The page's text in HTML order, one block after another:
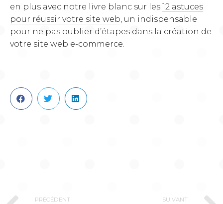
en plus avec notre livre blanc sur les 12 astuces
pour réussir votre site web, un indispensable
pour ne pas oublier d’étapes dans la création de
votre site web e-commerce.
PRÉCÉDENT SUIVANT